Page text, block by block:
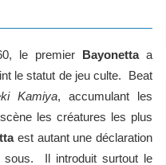
le premier Bayonettaa
le statut de jeu culte. Beat
Kamiya, accumulant les
les créatures les plus
est autant une déclaration
sous. Il introduit surtout le